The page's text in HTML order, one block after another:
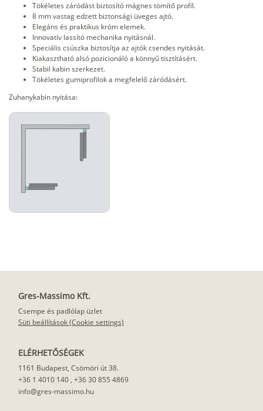
Tökéletes záródást biztosító mágnes tömítő profil.
8 mm vastag edzett biztonsági üveges ajtó.
Elegáns és praktikus króm elemek.
Innovatív lassító mechanika nyitásnál.
Speciális csúszka biztosítja az ajtók csendes nyitását.
Kiakasztható alsó pozicionáló a könnyű tisztításért.
Stabil kabin szerkezet.
Tökéletes gumiprofilok a megfelelő záródásért.
Zuhanykabin nyitása:
Gres-Massimo Kft.
Csempe és padlólap üzlet
Süti beállítások (Cookie settings)
ELÉRHETŐSÉGEK
1161 Budapest, Csömöri út 38.
+36 1 4010 140, +36 30 855 4869
info@gres-massimo.hu